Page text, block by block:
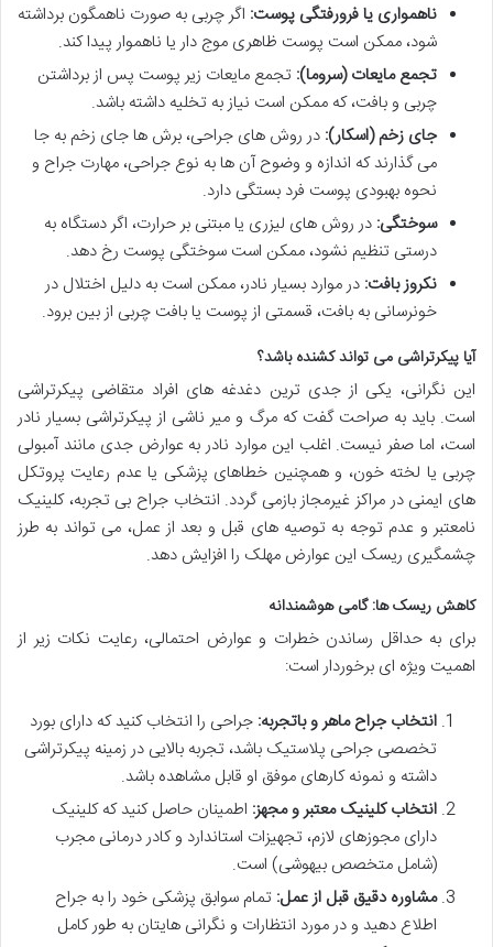
ناهمواری یا فرورفتگی پوست: اگر چربی به صورت ناهمگون برداشته
شود، ممکن است پوست ظاهری موج دار یا ناهموار پیدا کند.
تجمع مایعات (سروما): تجمع مایعات زیر پوست پس از برداشتن
چربی و بافت، که ممکن است نیاز به تخلیه داشته باشد.
جای زخم (اسکار): در روش های جراحی، برش ها جای زخم به جا
می گذارند که اندازه و وضوح آن ها به نوع جراحی، مهارت جراح و
نحوه بهبودی پوست فرد بستگی دارد.
سوختگی: در روش های لیزری یا مبتنی بر حرارت، اگر دستگاه به
درستی تنظیم نشود، ممکن است سوختگی پوست رخ دهد.
نکروز بافت: در موارد بسیار نادر، ممکن است به دلیل اختلال در
خونرسانی به بافت، قسمتی از پوست یا بافت چربی از بین برود.
آیا پیکرتراشی می تواند کشنده باشد؟
این نگرانی، یکی از جدی ترین دغدغه های افراد متقاضی پیکرتراشی
است. باید به صراحت گفت که مرگ و میر ناشی از پیکرتراشی بسیار نادر
است، اما صفر نیست. اغلب این موارد نادر به عوارض جدی مانند آمبولی
چربی یا لخته خون، و همچنین خطاهای پزشکی یا عدم رعایت پروتکل
های ایمنی در مراکز غیرمجاز بازمی گردد. انتخاب جراح بی تجربه، کلینیک
نامعتبر و عدم توجه به توصیه های قبل و بعد از عمل، می تواند به طرز
چشمگیری ریسک این عوارض مهلک را افزایش دهد.
کاهش ریسک ها: گامی هوشمندانه
برای به حداقل رساندن خطرات و عوارض احتمالی، رعایت نکات زیر از
اهمیت ویژه ای برخوردار است:
انتخاب جراح ماهر و باتجربه: جراحی را انتخاب کنید که دارای بورد
تخصصی جراحی پلاستیک باشد، تجربه بالایی در زمینه پیکرتراشی
داشته و نمونه کارهای موفق او قابل مشاهده باشد.
انتخاب کلینیک معتبر و مجهز: اطمینان حاصل کنید که کلینیک
دارای مجوزهای لازم، تجهیزات استاندارد و کادر درمانی مجرب
(شامل متخصص بیهوشی) است.
مشاوره دقیق قبل از عمل: تمام سوابق پزشکی خود را به جراح
اطلاع دهید و در مورد انتظارات و نگرانی هایتان به طور کامل